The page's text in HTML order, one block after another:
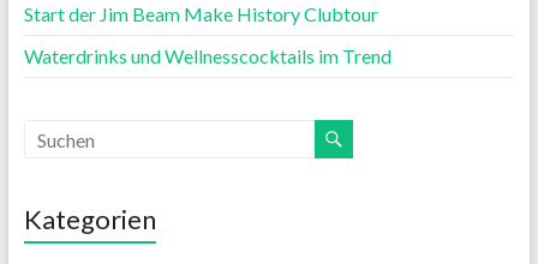
Start der Jim Beam Make History Clubtour
Waterdrinks und Wellnesscocktails im Trend
Kategorien